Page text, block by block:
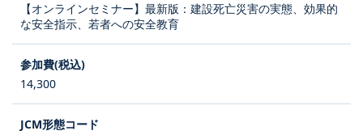
【オンラインセミナー】最新版：建設死亡災害の実態、効果的
な安全指示、若者への安全教育
14,300